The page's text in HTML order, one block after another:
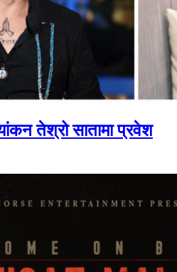
तेश्रो सातामा प्रवेश